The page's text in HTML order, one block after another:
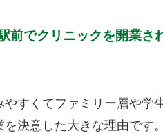
前でクリニックを開業
すくてファミリー層や
決意した大きな理由です。